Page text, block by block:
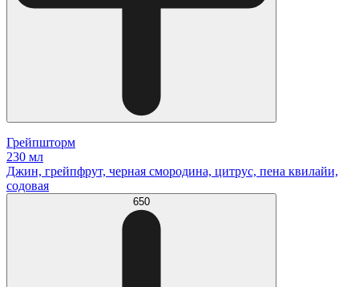
Грейпшторм
230 мл
Джин, грейпфрут, черная смородина, цитрус, пена квилайи,
содовая
650